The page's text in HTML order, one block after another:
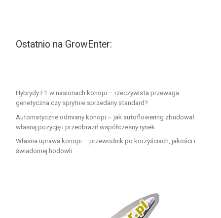
Ostatnio na GrowEnter:
Hybrydy F1 w nasionach konopi – rzeczywista przewaga
genetyczna czy sprytnie sprzedany standard?
Automatyczne odmiany konopi – jak autoflowering zbudował
własną pozycję i przeobraził współczesny rynek
Własna uprawa konopi – przewodnik po korzyściach, jakości i
świadomej hodowli